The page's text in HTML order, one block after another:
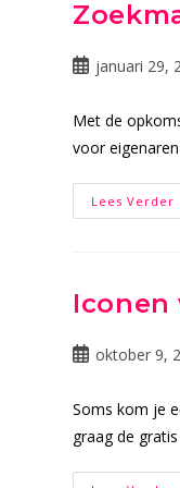
Bericht
op:
januari 29,
Met de
voor
Lees Verder
Iconen
Bericht
op:
oktober 9,
Soms kom je
graag de